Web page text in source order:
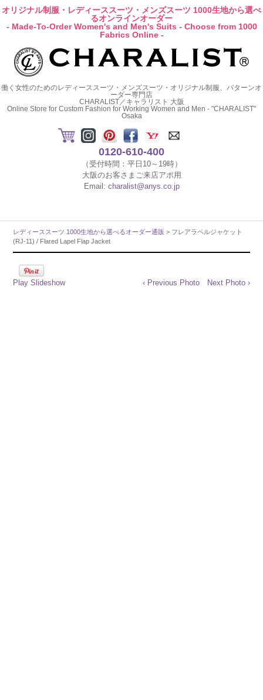
オリジナル制服・レディーススーツ・メンズスーツ 1000生地から選べ
るオンラインオーダー
- Made-To-Order Women's and Men's Suits - Choose from 1000
Fabrics Online -
働く女性のためのレディーススーツ・メンズスーツ・オリジナル制服、パターンオ
ーダー専門店
CHARALIST／キャラリスト 大阪
Online Store for Custom Fashion for Working Women and Men - "CHARALIST"
Osaka
0120-610-400
（受付時間：平日10～19時）
大阪のお客さまご来店アポ用
Email: charalist@anys.co.jp
レディーススーツ 1000生地から選べるオーダー通販 > フレアラペルジャケット
(RJ-11) / Flared Lapel Flap Jacket
Play Slideshow ‹ Previous Photo Next Photo ›